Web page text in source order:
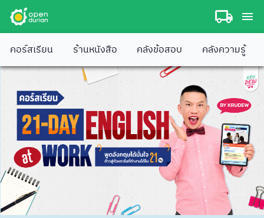
คอร์สเรียน ร้านหนังสือ คลังข้อสอบ คลังความรู้